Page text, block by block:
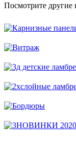
Посмотрите другие